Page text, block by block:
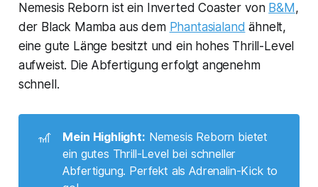
Nemesis Reborn ist ein Inverted Coaster von B&M ,
der Black Mamba aus dem Phantasialand ähnelt,
eine gute Länge besitzt und ein hohes Thrill-Level
aufweist. Die Abfertigung erfolgt angenehm
schnell.
🎢 Mein Highlight: Nemesis Reborn bietet
ein gutes Thrill-Level bei schneller
Abfertigung. Perfekt als Adrenalin-Kick to